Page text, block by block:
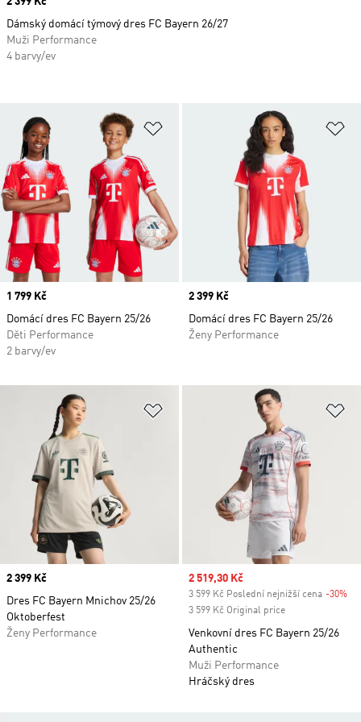
Přidat do seznamu přání
Price
1 799 Kč
Domácí dres FC Bayern 25/26
Děti Performance
2 barvy/ev
Price
2 399 Kč
Domácí dres FC Bayern 25/26
Ženy Performance
Přidat do seznamu přání
Price
2 399 Kč
Dres FC Bayern Mnichov 25/26
Oktoberfest
Ženy Performance
Sale price
2 519,30 Kč
3 599 Kč Poslední nejnižší cena -30%
3 599 Kč Original price
Venkovní dres FC Bayern 25/26
Authentic
Muži Performance
Hráčský dres
Dámský domácí týmový dres FC Bayern 26/27
Muži Performance
4 barvy/ev